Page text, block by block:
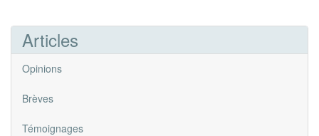
Articles
Opinions
Brèves
Témoignages